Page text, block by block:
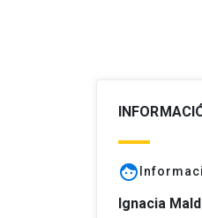
face
Ignacia